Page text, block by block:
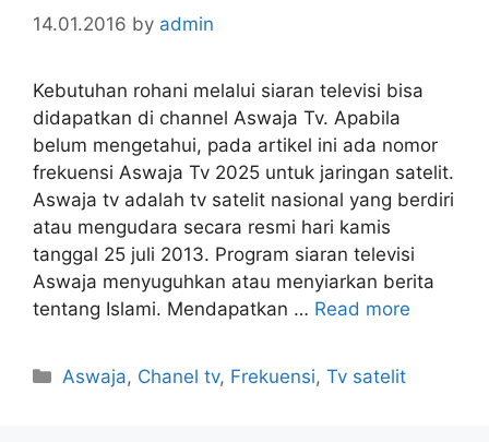
14.01.2016 by admin
Kebutuhan rohani melalui siaran televisi bisa
didapatkan di channel Aswaja Tv. Apabila
belum mengetahui, pada artikel ini ada nomor
frekuensi Aswaja Tv 2025 untuk jaringan satelit.
Aswaja tv adalah tv satelit nasional yang berdiri
atau mengudara secara resmi hari kamis
tanggal 25 juli 2013. Program siaran televisi
Aswaja menyuguhkan atau menyiarkan berita
tentang Islami. Mendapatkan … Read more
Categories
Aswaja, Chanel tv, Frekuensi,Tv satelit